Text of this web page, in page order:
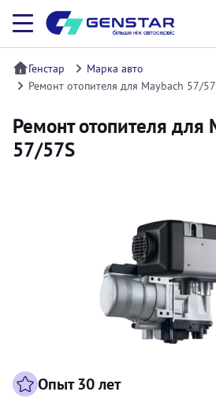
Генстар
Марка авто
Ремонт отопителя для Maybach 57/
Ремонт отопителя для
57/57S
Опыт 30 лет